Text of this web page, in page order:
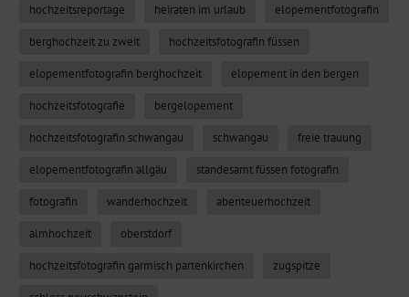
hochzeitsreportage heiraten im urlaub elopementfotografin
berghochzeit zu zweit hochzeitsfotografin füssen
elopementfotografin berghochzeit elopement in den bergen
hochzeitsfotografie bergelopement
hochzeitsfotografin schwangau schwangau freie trauung
elopementfotografin allgäu standesamt füssen fotografin
fotografin wanderhochzeit abenteuerhochzeit
almhochzeit oberstdorf
hochzeitsfotografin garmisch partenkirchen zugspitze